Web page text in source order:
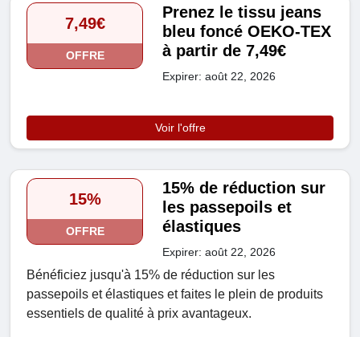
7,49€
OFFRE
Prenez le tissu jeans
bleu foncé OEKO-TEX
à partir de 7,49€
Expirer: août 22, 2026
Voir l'offre
15%
OFFRE
15% de réduction sur
les passepoils et
élastiques
Expirer: août 22, 2026
Bénéficiez jusqu'à 15% de réduction sur les
passepoils et élastiques et faites le plein de produits
essentiels de qualité à prix avantageux.